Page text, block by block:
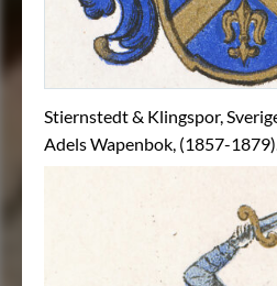
Stiernstedt & Klingspor,
Adels Wapenbok, (1857-